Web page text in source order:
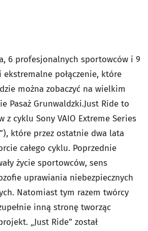
6 profesjonalnych sportowców i 9
połączenie, które
można zobaczyć na wielkim
Pasaż Grunwaldzki.Just Ride to
z cyklu Sony VAIO Extreme Series
które przez ostatnie dwa lata
całego cyklu. Poprzednie
życie sportowców, sens
uprawiania niebezpiecznych
Natomiast tym razem twórcy
inną stronę tworząc
„Just Ride” został